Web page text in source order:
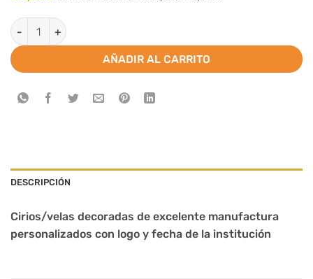
Cirios-Velas de Primera Comunion cantidad
AÑADIR AL CARRITO
DESCRIPCIÓN
Cirios/velas decoradas de excelente manufactura
personalizados con logo y fecha de la institución